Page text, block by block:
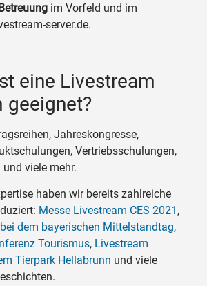
im Vorfeld und im
server.de.
eine Livestream
geeignet?
Jahreskongresse,
Vertriebsschulungen,
viele mehr.
haben wir bereits zahlreiche
Messe Livestream CES 2021 ,
dem bayerischen Mittelstandtag,
Tourismus, Livestream
Tierpark Hellabrunn und viele